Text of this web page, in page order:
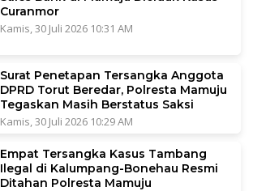
Curanmor
Kamis, 30 Juli 2026 10:31 AM
Surat Penetapan Tersangka Anggota
DPRD Torut Beredar, Polresta Mamuju
Tegaskan Masih Berstatus Saksi
Kamis, 30 Juli 2026 10:29 AM
Empat Tersangka Kasus Tambang
Ilegal di Kalumpang-Bonehau Resmi
Ditahan Polresta Mamuju